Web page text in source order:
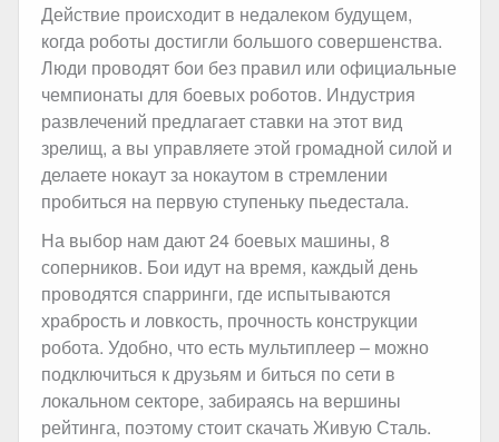
Действие происходит в недалеком будущем,
когда роботы достигли большого совершенства.
Люди проводят бои без правил или официальные
чемпионаты для боевых роботов. Индустрия
развлечений предлагает ставки на этот вид
зрелищ, а вы управляете этой громадной силой и
делаете нокаут за нокаутом в стремлении
пробиться на первую ступеньку пьедестала.
На выбор нам дают 24 боевых машины, 8
соперников. Бои идут на время, каждый день
проводятся спарринги, где испытываются
храбрость и ловкость, прочность конструкции
робота. Удобно, что есть мультиплеер – можно
подключиться к друзьям и биться по сети в
локальном секторе, забираясь на вершины
рейтинга, поэтому стоит скачать Живую Сталь.